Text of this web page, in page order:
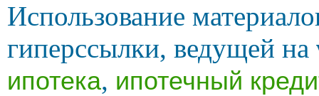
Использование
гиперссылки, ведущей на
ипотека, ипотечный